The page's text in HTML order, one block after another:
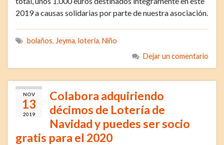
2019 a causas solidarias por parte de nuestra asociación.
bolaños, Jeyma, loteria, Niño
Dejar un comentario
NOV
13
2019
Colabora adquiriendo
décimos de Lotería de
Navidad y puedes ser socio
gratis para el 2020